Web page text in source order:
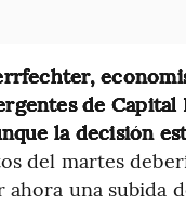
de Capital
la decisión
del martes
una subida